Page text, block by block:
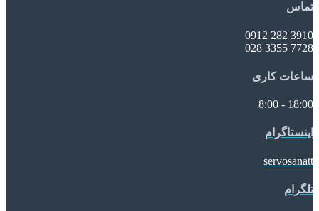
تماس
3910 282 0912
7728 3355 028
ساعات کاری
18:00 - 8:00
اینستاگرام
servosanatt
تلگرام